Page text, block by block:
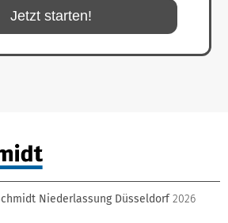
Jetzt starten!
Niederlassung Düsseldorf 2026